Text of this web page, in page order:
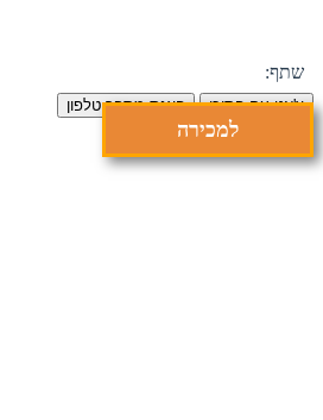
שתף:
צ'אט עם הסוכן הצגת מספר טלפון
למכירה